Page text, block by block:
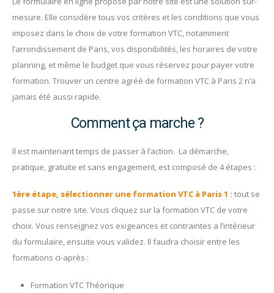
mesure. Elle considère tous vos critères et les conditions que vous
imposez dans le choix de votre formation VTC, notamment
l’arrondissement de Paris, vos disponibilités, les horaires de votre
planning, et même le budget que vous réservez pour payer votre
formation. Trouver un centre agréé de formation VTC à Paris 2 n’a
jamais été aussi rapide.
Comment ça marche ?
Il est maintenant temps de passer à l’action. La démarche,
pratique, gratuite et sans engagement, est composé de 4 étapes :
1ère étape, sélectionner une formation VTC à Paris 1 : tout se
passe sur notre site. Vous cliquez sur la formation VTC de votre
choix. Vous renseignez vos exigeances et contraintes a l’intérieur
du formulaire, ensuite vous validez. Il faudra choisir entre les
formations ci-après :
Formation VTC Théorique